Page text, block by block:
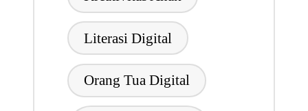
Literasi Digital
Orang Tua Digital